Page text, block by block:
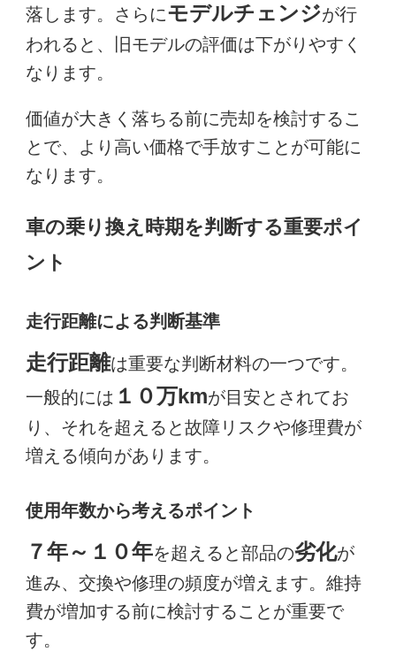
落します。さらにモデルチェンジが行
われると、旧モデルの評価は下がりやすく
なります。
価値が大きく落ちる前に売却を検討するこ
とで、より高い価格で手放すことが可能に
なります。
車の乗り換え時期を判断する重要ポイ
ント
走行距離による判断基準
走行距離は重要な判断材料の一つです。
一般的には １０万kmが目安とされてお
り、それを超えると故障リスクや修理費が
増える傾向があります。
使用年数から考えるポイント
７年～１０年を超えると部品の劣化が
進み、交換や修理の頻度が増えます。維持
費が増加する前に検討することが重要で
す。